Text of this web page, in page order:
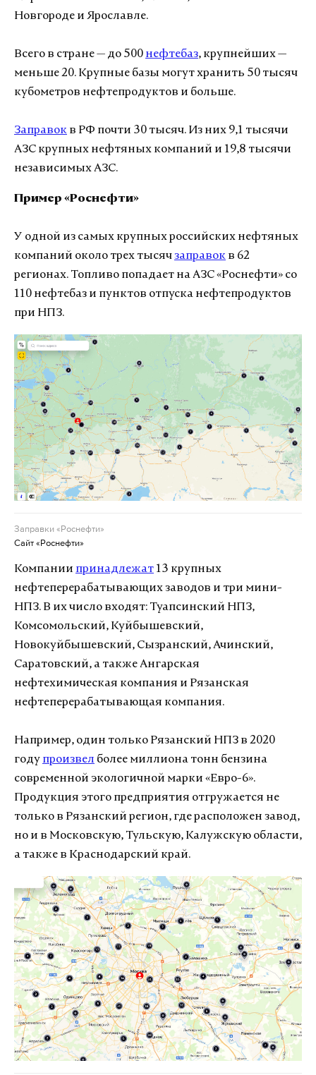
Новгороде и Ярославле.
Всего в стране— до 500 нефтебаз, крупнейших —
меньше 20. Крупные базы могут хранить 50 тысяч
кубометров нефтепродуктов и больше.
Заправок в РФ почти 30 тысяч. Из них 9,1 тысячи
АЗС крупных нефтяных компаний и 19,8 тысячи
независимых АЗС.
Пример «Роснефти»
У одной из самых крупных российских нефтяных
компаний около трех тысячзаправок в 62
регионах. Топливо попадает на АЗС «Роснефти» со
110 нефтебаз и пунктов отпуска нефтепродуктов
при НПЗ.
Заправки «Роснефти»
Сайт «Роснефти»
Компании принадлежат 13 крупных
нефтеперерабатывающих заводов и три мини-
НПЗ. В их число входят: Туапсинский НПЗ,
Комсомольский, Куйбышевский,
Новокуйбышевский, Сызранский, Ачинский,
Саратовский, а также Ангарская
нефтехимическая компания и Рязанская
нефтеперерабатывающая компания.
Например, один только Рязанский НПЗ в 2020
году произвел более миллиона тонн бензина
современной экологичной марки «Евро-6».
Продукция этого предприятия отгружается не
только в Рязанский регион, где расположен завод,
но и в Московскую, Тульскую, Калужскую области,
а также в Краснодарский край.